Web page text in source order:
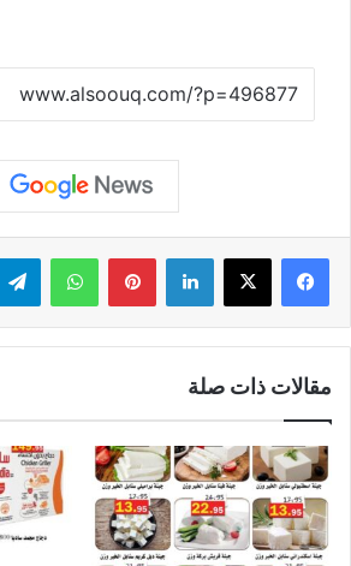
لينكدإن بينتيريستواتساب
مقالات ذات صلة